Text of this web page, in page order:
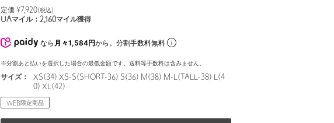
定価 ¥7,920(税込)
UAマイル： 2,160マイル獲得
なら 月々1,584円から。分割手数料無料
※分割あと払いを選択した場合の最低金額です。送料等手数料は含みません。
サイズ：
XS(34) XS-S(SHORT-36) S(36) M(38) M-L(TALL-38) L(4
0) XL(42)
WEB限定商品